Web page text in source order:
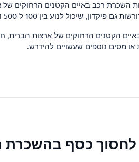
השכרת רכב באיים הקטנים הרחוקים של
שיכול לנוע בין 100 ל-500 דולר.
הקטנים הרחוקים של ארצות הברית,
מסים נוספים שעשויים להידרש.
לחסוך כסף בהשכרת